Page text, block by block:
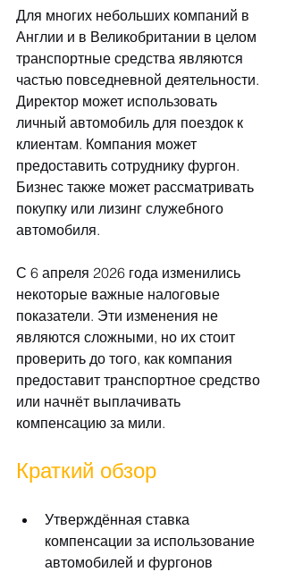
Для многих небольших компаний в
Англии и в Великобритании в целом
транспортные средства являются
частью повседневной деятельности.
Директор может использовать
личный автомобиль для поездок к
клиентам. Компания может
предоставить сотруднику фургон.
Бизнес также может рассматривать
покупку или лизинг служебного
автомобиля.
С 6 апреля 2026 года изменились
некоторые важные налоговые
показатели. Эти изменения не
являются сложными, но их стоит
проверить до того, как компания
предоставит транспортное средство
или начнёт выплачивать
компенсацию за мили.
Краткий обзор
Утверждённая ставка
компенсации за использование
автомобилей и фургонов